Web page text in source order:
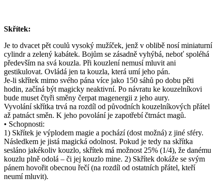
Skřítek:
Je to dvacet pět coulů vysoký mužíček, jenž v oblibě nosí miniaturní
cylindr a zelený kabátek. Bojům se zásadně vyhýbá, neboť spoléhá
především na svá kouzla. Při kouzlení nemusí mluvit ani
gestikulovat. Ovládá jen ta kouzla, která umí jeho pán.
Je-li skřítek mimo svého pána více jako 150 sáhů po dobu pěti
hodin, začíná být magicky neaktivní. Po návratu ke kouzelníkovi
bude muset čtyři směny čerpat magenergii z jeho aury.
Vyvolání skřítka trvá na rozdíl od původních kouzelníkových přátel
až patnáct směn. K jeho povolání je zapotřebí čtrnáct magů.
• Schopnosti:
1) Skřítek je výplodem magie a pochází (dost možná) z jiné sféry.
Následkem je jistá magická odolnost. Pokud je tedy na skřítka
sesláno jakékoliv kouzlo, skřítek má možnost 25% (1/4), že danému
kouzlu plně odolá – či jej kouzlo mine. 2) Skřítek dokáže se svým
pánem hovořit obecnou řečí (na rozdíl od ostatních přátel, kteří
neumí mluvit).